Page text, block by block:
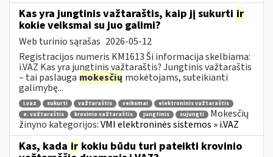
Kas yra jungtinis važtaraštis, kaip jį sukurti ir
kokie veiksmai su juo galimi?
Web turinio sąrašas 2026-05-12
Registracijos numeris KM1613 Ši informacija skelbiama:
i.VAZ Kas yra jungtinis važtaraštis? Jungtinis važtaraštis
– tai paslauga mokesčių mokėtojams, suteikianti
galimybę...
i.vaz sukurti važtaraštis veiksmai
elektroninis važtaraštis
e. važtaraštis
krovinio važtaraštis jungtinis sujungti
Mokesčių
žinyno kategorijos:VMI elektroninės sistemos » i.VAZ
Kas, kada ir kokiu būdu turi pateikti krovinio